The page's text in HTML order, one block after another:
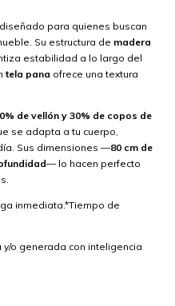
para quienes buscan
Su estructura de madera
estabilidad a lo largo del
tela pana ofrece una textura
de vellón y 30% de copos de
se adapta a tu cuerpo,
Sus dimensiones —80 cm de
— lo hacen perfecto
inmediata.*Tiempo de
o generada con inteligencia